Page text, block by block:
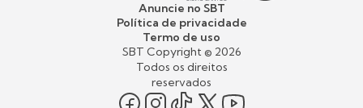
Anuncie no SBT
Política de privacidade
Termo de uso
SBT Copyright © 2026
Todos os direitos
reservados